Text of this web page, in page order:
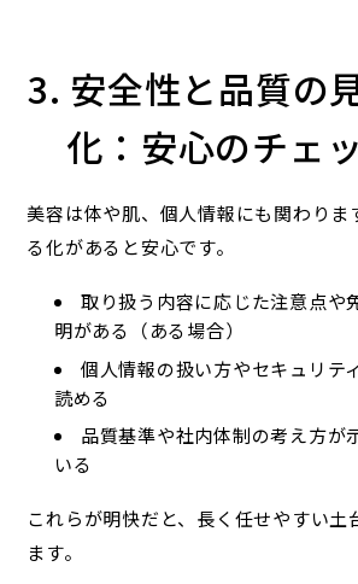
3. 安全性と品質の
化：安心のチェ
美容は体や肌、個人情報にも関わりま
る化があると安心です。
取り扱う内容に応じた注意点や
明がある（ある場合）
個人情報の扱い方やセキュリテ
読める
品質基準や社内体制の考え方が
いる
これらが明快だと、長く任せやすい土
ます。